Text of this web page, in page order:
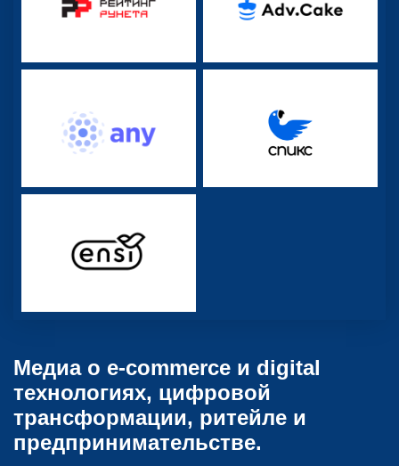
Медиа о e-commerce и digital
технологиях, цифровой
трансформации, ритейле и
предпринимательстве.